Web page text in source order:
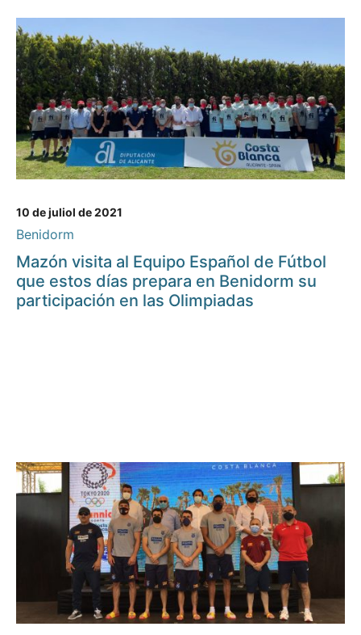
10 de juliol de 2021
Benidorm
Mazón visita al Equipo Español de Fútbol
que estos días prepara en Benidorm su
participación en las Olimpiadas